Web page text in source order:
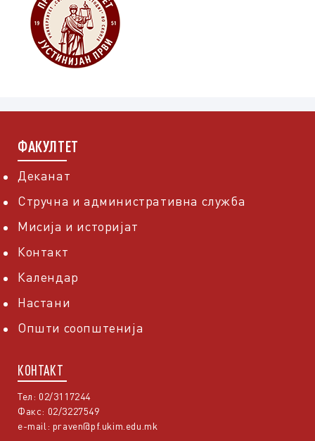
ФАКУЛТЕТ
Деканат
Стручна и административна служба
Мисија и историјат
Контакт
Календар
Настани
Општи соопштенија
КОНТАКТ
Тел: 02/3117244
Факс: 02/3227549
e-mail: praven@pf.ukim.edu.mk